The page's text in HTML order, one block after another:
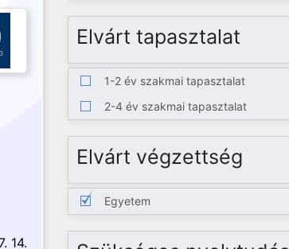
14.
Elvárt tapasztalat
1-2 év szakmai tapasztalat
2-4 év szakmai tapasztalat
Elvárt végzettség
Egyetem